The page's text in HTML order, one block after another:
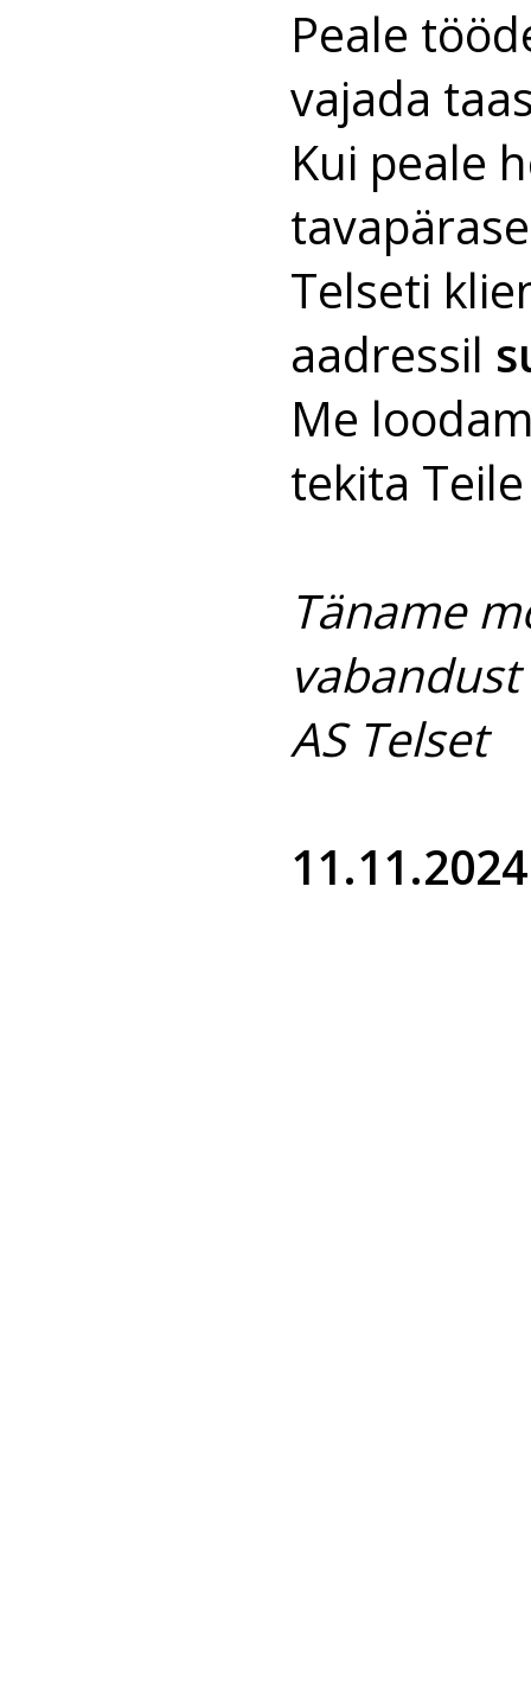
Peale
vajada
Kui peale
Telseti
aadressil
Me
tekita
Täname
AS Telset
11.11.2024